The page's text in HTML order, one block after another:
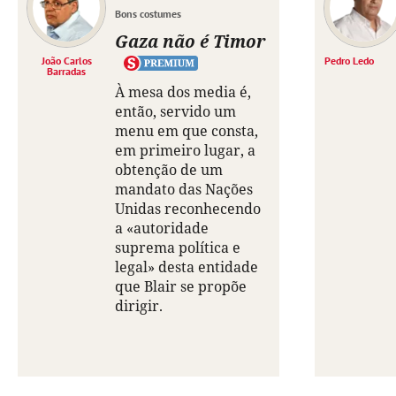
João Carlos
Barradas
Bons costumes
Gaza não é Timor
À mesa dos media é,
então, servido um
menu em que consta,
em primeiro lugar, a
obtenção de um
mandato das Nações
Unidas reconhecendo
a «autoridade
suprema política e
legal» desta entidade
que Blair se propõe
dirigir.
Pedro Ledo